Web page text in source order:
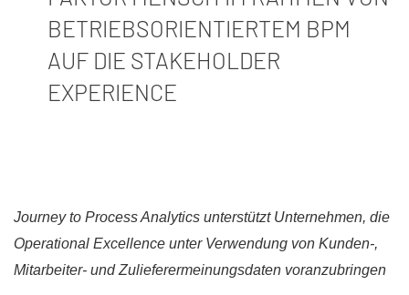
BETRIEBSORIENTIERTEM BPM
AUF DIE STAKEHOLDER
EXPERIENCE
Journey to Process Analytics unterstützt Unternehmen, die
Operational Excellence unter Verwendung von Kunden-,
Mitarbeiter- und Zulieferermeinungsdaten voranzubringen